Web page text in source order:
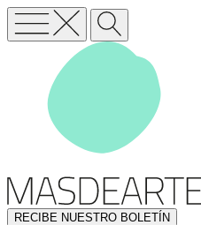
RECIBE NUESTRO BOLETÍN